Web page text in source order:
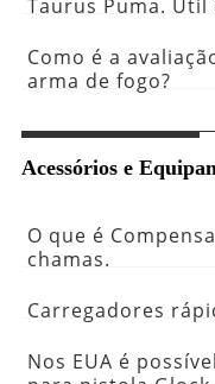
Taurus Puma. Útil
Como é a
arma de fogo?
Acessórios e
O que é
chamas.
Carregadores
Nos EUA é